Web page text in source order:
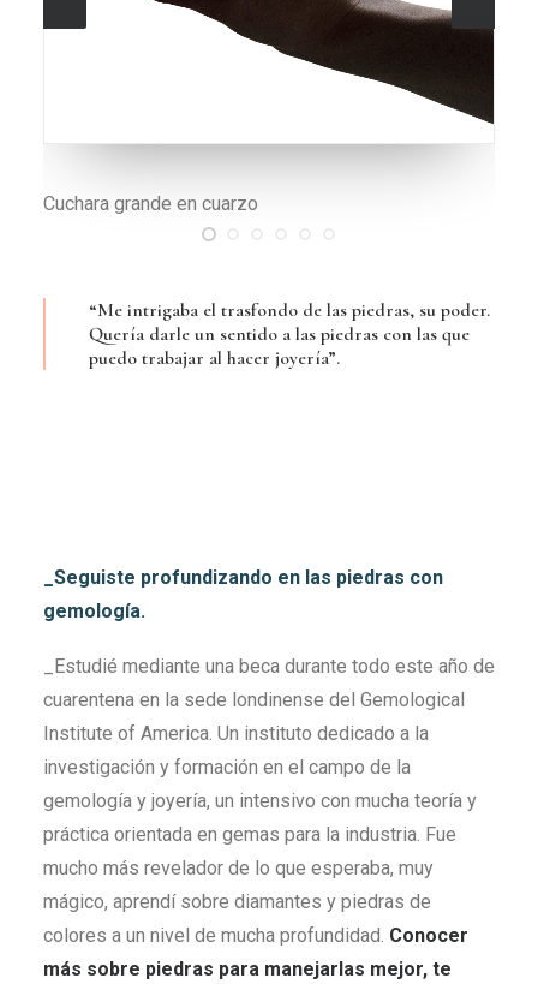
Set de cuarzo
“Me intrigaba el trasfondo de las piedras, su poder.
Quería darle un sentido a las piedras con las que
puedo trabajar al hacer joyería”.
_Seguiste profundizando en las piedras con
gemología.
_Estudié mediante una beca durante todo este año de
cuarentena en la sede londinense del Gemological
Institute of America. Un instituto dedicado a la
investigación y formación en el campo de la
gemología y joyería, un intensivo con mucha teoría y
práctica orientada en gemas para la industria. Fue
mucho más revelador de lo que esperaba, muy
mágico, aprendí sobre diamantes y piedras de
colores a un nivel de mucha profundidad. Conocer
más sobre piedras para manejarlas mejor, te